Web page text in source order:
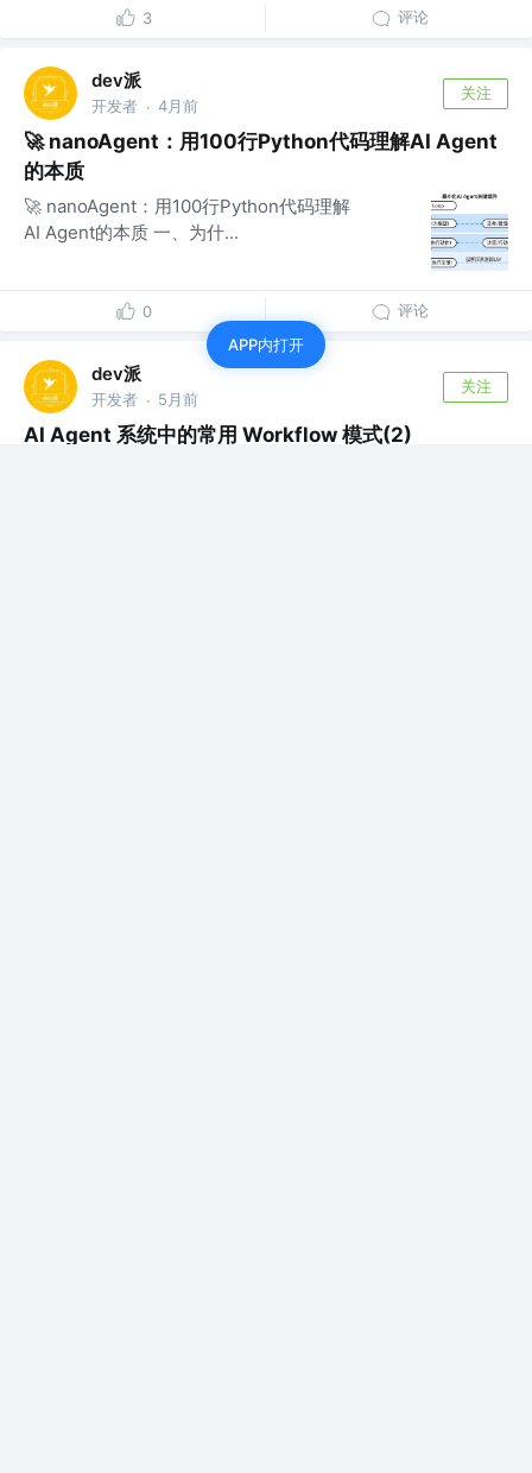
3 评论
dev派
开发者 · 4月前
关注
🚀 nanoAgent：用100行Python代码理解AI Agent
的本质
🚀 nanoAgent：用100行Python代码理解
AI Agent的本质 一、为什...
0 评论
dev派
开发者 · 5月前
关注
AI Agent 系统中的常用 Workflow 模式(2)
APP内打开